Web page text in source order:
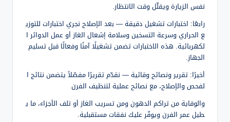
نفس الزيارة ويقلّل وقت الانتظار.
رابعًا: اختبارات تشغيل دقيقة — بعد الإصلاح نجري اختبارات للتوزي
ع الحراري وسرعة التسخين وسلامة إشعال الغاز أو عمل الدوائر ا
لكهربائية. هذه الاختبارات تضمن تشغيلًا آمنًا وفعالًا قبل تسليم
الجهاز.
أخيرًا: تقرير ونصائح وقائية — نقدّم تقريرًا مفصّلاً يتضمن نتائج ا
لفحص والإصلاح، مع نصائح عملية لتنظيف الفرن
والوقاية من تراكم الدهون ومن تسريب الغاز أو تلف الأجزاء، ما ي
طيل عمر الفرن ويوفّر عليك نفقات مستقبلية.